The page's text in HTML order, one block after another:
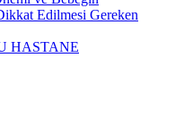
Edilmesi Gereken
HASTANE